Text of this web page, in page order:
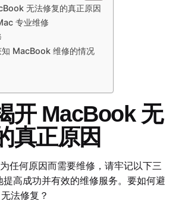
无法修复的真正原因
专业维修
知 MacBook 维修的情况
开 MacBook 无
真正原因
任何原因而需要维修，请牢记以下三
提高成功并有效的维修服务。要如何避
法修复？